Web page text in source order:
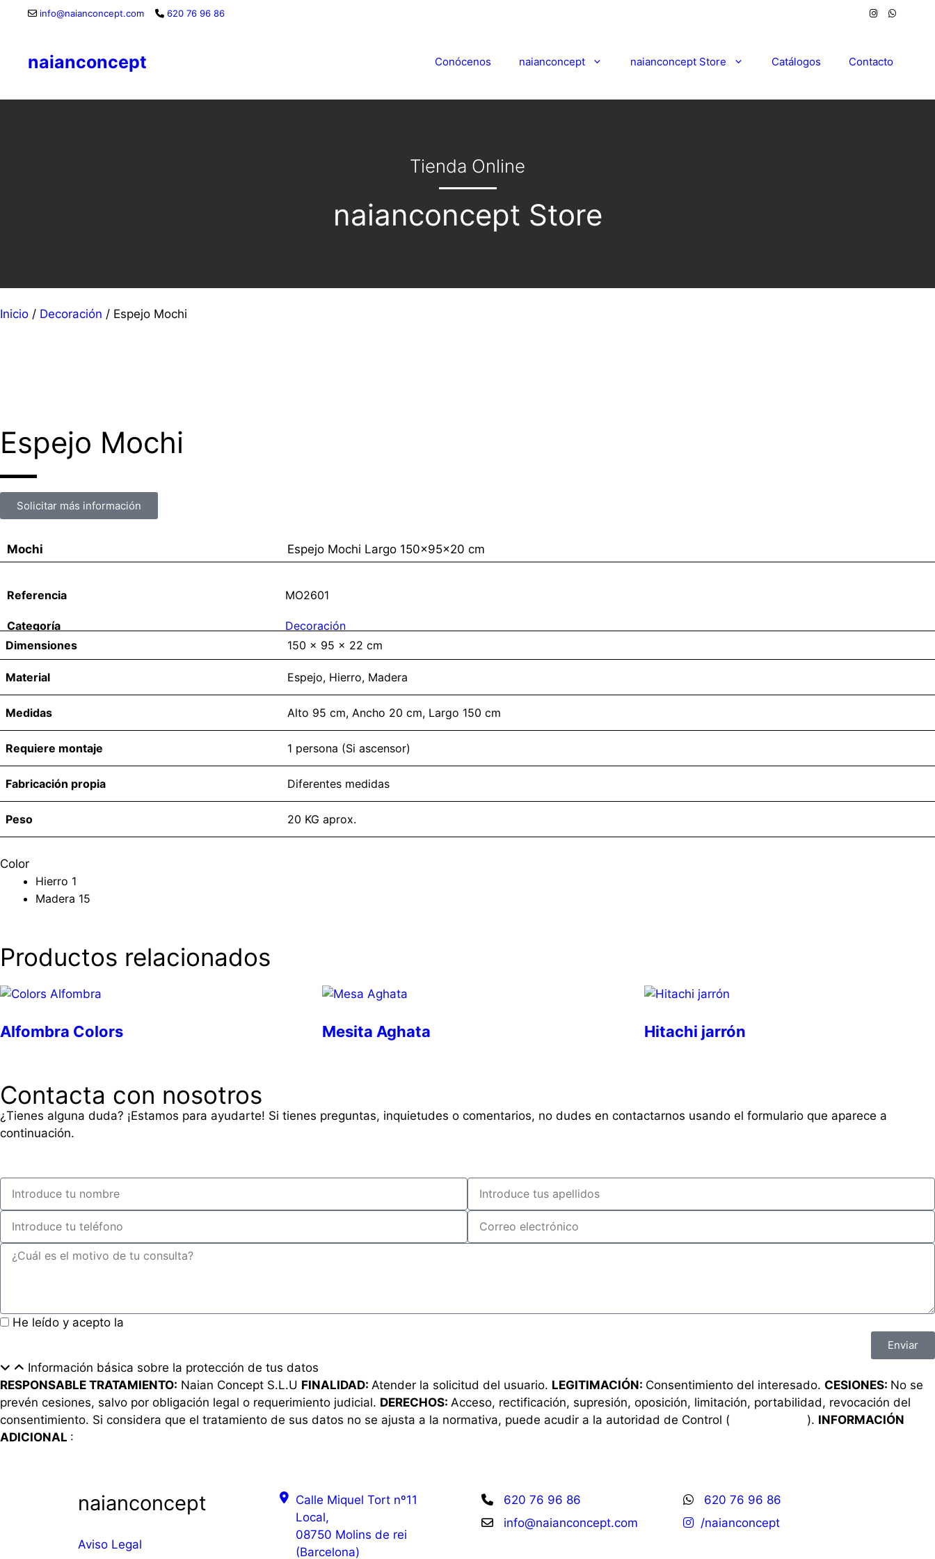
info@naianconcept.com 620 76 96 86
naianconcept Conócenos naianconcept naianconcept Store Catálogos Contacto
Tienda Online
naianconcept Store
Inicio / Decoración / Espejo Mochi
Espejo Mochi
Solicitar más información
Mochi Espejo Mochi Largo 150x95x20 cm
MO2601
Categoría
Decoración
Dimensiones
150 × 95 × 22 cm
Material Espejo, Hierro, Madera
Medidas Alto 95 cm, Ancho 20 cm, Largo 150 cm
Requiere montaje 1 persona (Si ascensor)
Fabricación propia Diferentes medidas
Peso 20 KG aprox.
Color
Hierro 1
Madera 15
Productos relacionados
Alfombra Colors Mesita Aghata Hitachi jarrón
Contacta con nosotros
¿Tienes alguna duda? ¡Estamos para ayudarte! Si tienes preguntas, inquietudes o comentarios, no dudes en contactarnos usando el formulario que aparece a
continuación.
He leído y acepto la
Enviar
Información básica sobre la protección de tus datos
RESPONSABLE TRATAMIENTO: Naian Concept S.L.U FINALIDAD: Atender la solicitud del usuario. LEGITIMACIÓN: Consentimiento del interesado. CESIONES: No se
prevén cesiones, salvo por obligación legal o requerimiento judicial. DERECHOS: Acceso, rectificación, supresión, oposición, limitación, portabilidad, revocación del
consentimiento. Si considera que el tratamiento de sus datos no se ajusta a la normativa, puede acudir a la autoridad de Control (
). INFORMACIÓN
ADICIONAL :
naianconcept
Aviso Legal
Calle Miquel Tort nº11
Local,
08750 Molins de rei
(Barcelona)
620 76 96 86
info@naianconcept.com
620 76 96 86
/naianconcept